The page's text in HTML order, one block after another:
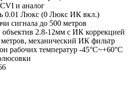
и аналог
0.01 Люкс (0 Люкс ИК вкл.)
сигнала до 500 метров
2.8-12мм с ИК коррекцией
механический ИК фильтр
рабочих температур -45°С~+60°С